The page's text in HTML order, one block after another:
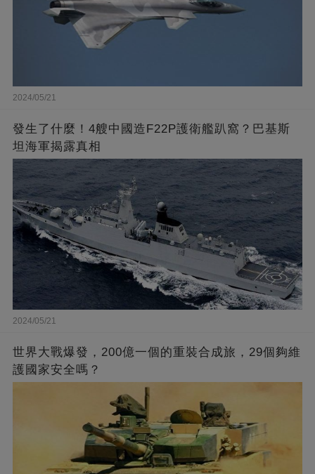
2024/05/21
發生了什麼！4艘中國造F22P護衛艦趴窩？巴基斯
坦海軍揭露真相
2024/05/21
世界大戰爆發，200億一個的重裝合成旅，29個夠維
護國家安全嗎？